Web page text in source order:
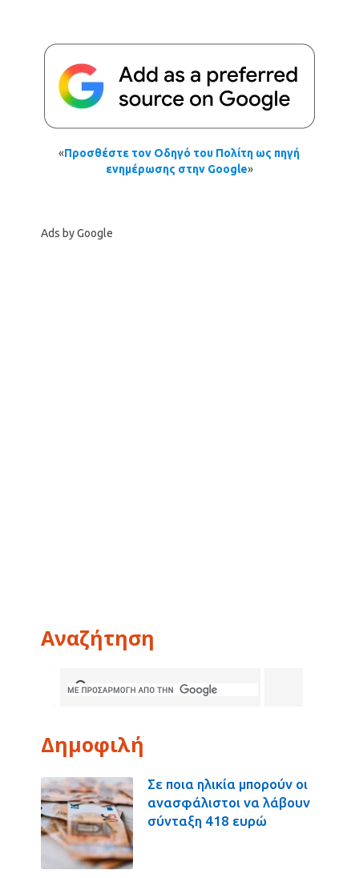
«Προσθέστε τον Οδηγό του Πολίτη ως πηγή
ενημέρωσης στην Google»
Ads by Google
Αναζήτηση
Δημοφιλή
Σε ποια ηλικία μπορούν οι
ανασφάλιστοι να λάβουν
σύνταξη 418 ευρώ